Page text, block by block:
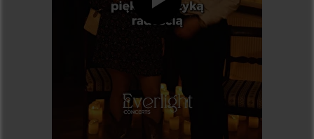
KONCERTY W KRAKOWIE
KONCERTY W BIAŁYMSTOKU
KONCERTY W KATOWICACH
Dostawcą systemu biletowego jest